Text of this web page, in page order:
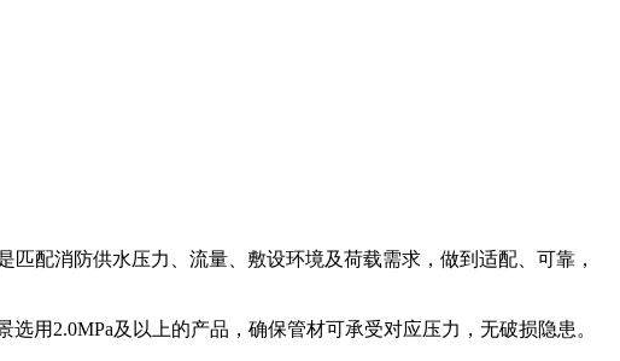
配消防供水压力、流量、敷设环境及荷载需求，做到适配、可靠，
用2.0MPa及以上的产品，确保管材可承受对应压力，无破损隐患。